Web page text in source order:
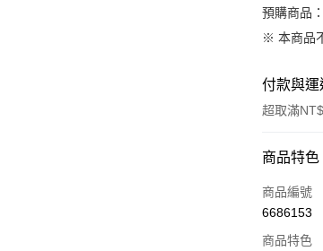
預購商品
※ 本商品
付款與
超取滿
付款方式
信用卡一
商品特色
商品編號
6686153
商品特色